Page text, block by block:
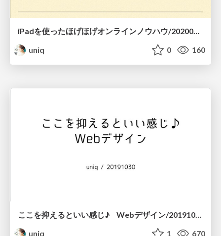
iPadを使ったほげほげオンラインノウハウ/20200527-yuruhachi-20
uniq
0 160
ここを抑えるといい感じ♪ Webデザイン/20191030-yuruhachi-15
uniq
1 670